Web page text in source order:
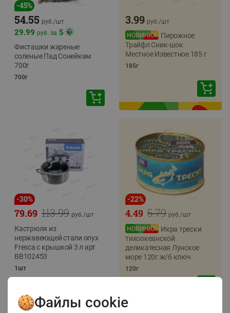
-45%
54.55 руб./шт
29.99 руб. за 5
Фисташки жареные
соленые Пад Сонейкам
700г
700г
3.99 руб./шт
Пирожное
Трайфл Сник-шок
Местное Известное 185 г
185г
-30%
113.99
79.69 руб./шт
Кастрюля из
нержавеющей стали onyx
Fresca с крышкой 3 л арт
BB102453
1шт
-22%
5.79
4.49 руб./шт
Икра трески
тихоокеанской
деликатесная Лунское
море 120г ж/б ключ
120г
Файлы cookie